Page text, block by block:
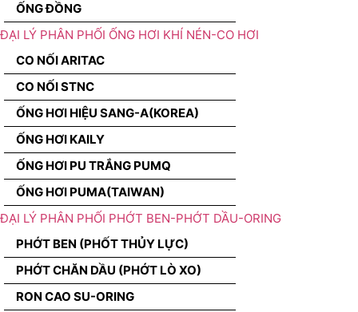
ỐNG ĐỒNG
ĐẠI LÝ PHÂN PHỐI ỐNG HƠI KHÍ NÉN-CO HƠI
CO NỐI ARITAC
CO NỐI STNC
ỐNG HƠI HIỆU SANG-A(KOREA)
ỐNG HƠI KAILY
ỐNG HƠI PU TRẮNG PUMQ
ỐNG HƠI PUMA(TAIWAN)
ĐẠI LÝ PHÂN PHỐI PHỚT BEN-PHỚT DẦU-ORING
PHỚT BEN (PHỐT THỦY LỰC)
PHỚT CHĂN DẦU (PHỚT LÒ XO)
RON CAO SU-ORING